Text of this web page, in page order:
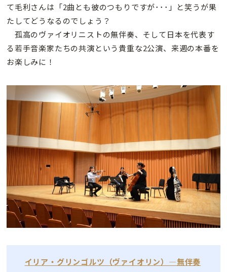
て毛利さんは「2曲とも彼のつもりですが･･･」と笑うが果
たしてどうなるのでしょう？
孤高のヴァイオリニストの無伴奏、そして日本を代表す
る若手音楽家たちの共演という貴重な2公演、来週の本番を
お楽しみに！
イリア・グリンゴルツ（ヴァイオリン）—無伴奏